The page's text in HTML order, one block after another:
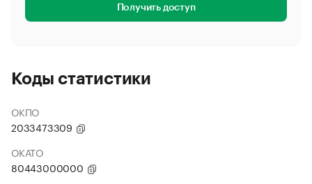
Получить доступ
Коды статистики
ОКПО
2033473309
ОКАТО
80443000000